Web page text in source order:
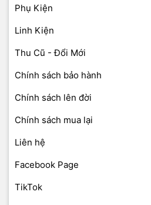
Phụ Kiện
Linh Kiện
Thu Cũ - Đổi Mới
Chính sách bảo hành
Chính sách lên đời
Chính sách mua lại
Liên hệ
Facebook Page
TikTok